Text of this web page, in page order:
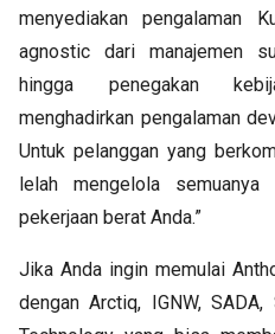
menyediakan pengalaman
agnostic dari manajemen
hingga penegakan
menghadirkan pengalaman
Untuk pelanggan yang
lelah mengelola semuanya
pekerjaan berat Anda.”
Jika Anda ingin memulai
dengan Arctiq, IGNW,